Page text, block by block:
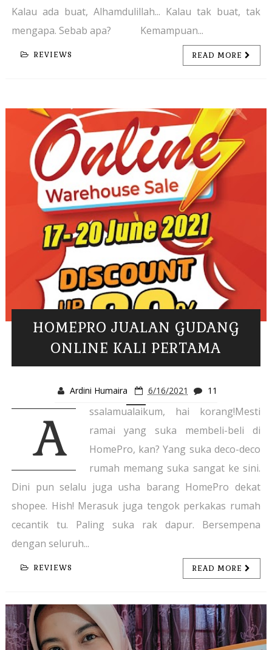
Kalau ada buat, Alhamdulillah... Kalau tak buat, tak
mengapa. Sebab apa? Kemampuan...
REVIEWS READ MORE
HOMEPRO JUALAN GUDANG
ONLINE KALI PERTAMA
Ardini Humaira 6/16/2021 11
A
ssalamualaikum, hai korang!Mesti
ramai yang suka membeli-beli di
HomePro, kan? Yang suka deco-deco
rumah memang suka sangat ke sini.
Dini pun selalu juga usha barang HomePro dekat
shopee. Hish! Merasuk juga tengok perkakas rumah
cecantik tu. Paling suka rak dapur. Bersempena
dengan seluruh...
REVIEWS READ MORE